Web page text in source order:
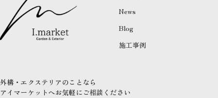
News
Blog
施工事例
外構・エクステリアのことなら
アイマーケットへお気軽にご相談ください